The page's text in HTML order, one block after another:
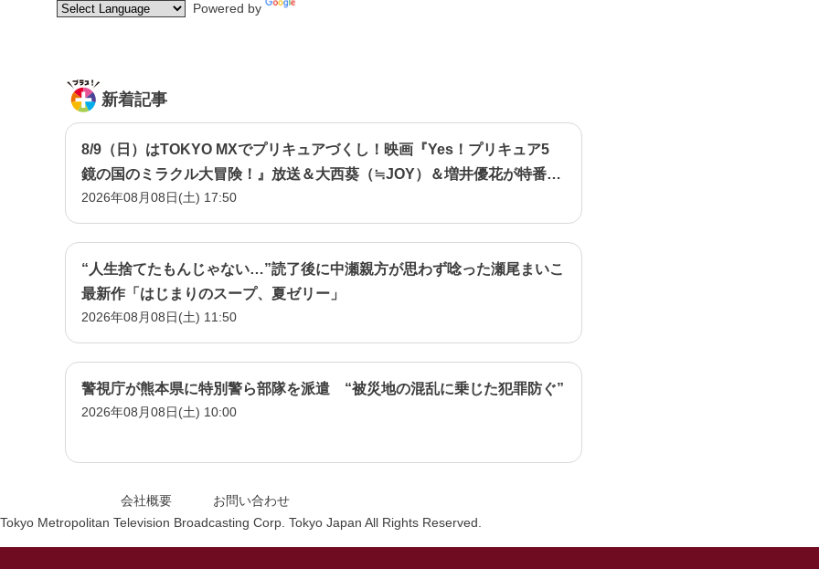
Powered by
新着記事
8/9（日）はTOKYO MXでプリキュアづくし！映画『Yes！プリキュア5
鏡の国のミラクル大冒険！』放送＆大西葵（≒JOY）＆増井優花が特番で
『名探偵プリキュア！』イベント潜入！
2026年08月08日(土) 17:50
“人生捨てたもんじゃない…”読了後に中瀬親方が思わず唸った瀬尾まいこ
最新作「はじまりのスープ、夏ゼリー」
2026年08月08日(土) 11:50
警視庁が熊本県に特別警ら部隊を派遣 “被災地の混乱に乗じた犯罪防ぐ”
2026年08月08日(土) 10:00
会社概要
お問い合わせ
Metropolitan Television Broadcasting Corp. Tokyo Japan All Rights Reserved.